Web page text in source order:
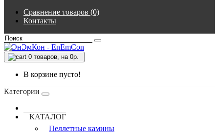
Сравнение товаров (0)
Контакты
0 товаров, на 0р.
В корзине пусто!
Категории
КАТАЛОГ
Пеллетные камины